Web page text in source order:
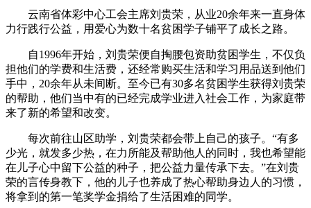
云南省体彩中心工会主席刘贵荣，从业20余年来一直身体
力行践行公益，用爱心为数十名贫困学子铺平了成长之路。
自1996年开始，刘贵荣便自掏腰包资助贫困学生，不仅负
担他们的学费和生活费，还经常购买生活和学习用品送到他们
手中，20余年从未间断。至今已有30多名贫困学生获得刘贵荣
的帮助，他们当中有的已经完成学业进入社会工作，为家庭带
来了新的希望和改变。
每次前往山区助学，刘贵荣都会带上自己的孩子。“有多
少光，就发多少热，在力所能及帮助他人的同时，我也希望能
在儿子心中留下公益的种子，把公益力量传承下去。”在刘贵
荣的言传身教下，他的儿子也养成了热心帮助身边人的习惯，
将拿到的第一笔奖学金捐给了生活困难的同学。